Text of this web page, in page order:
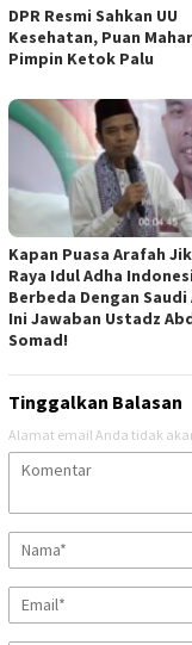
DPR Resmi Sahkan UU
Kesehatan, Puan
Pimpin Ketok Palu
Kapan Puasa Arafah
Raya Idul Adha
Berbeda Dengan Saudi
Ini Jawaban Ustadz
Somad!
Tinggalkan Balasan
Alamat email Anda tidak